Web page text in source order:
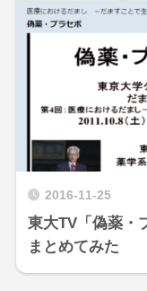
2016-11-25
東大TV「偽薬・
まとめてみた